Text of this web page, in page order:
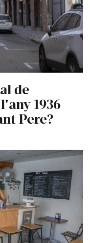
de
1936
Pere?